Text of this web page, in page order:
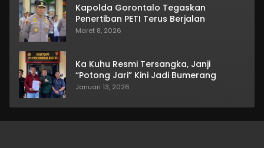
Kapolda Gorontalo Tegaskan
Penertiban PETI Terus Berjalan
Maret 8, 2026
Ka Kuhu Resmi Tersangka, Janji
“Potong Jari” Kini Jadi Bumerang
Januari 13, 2026